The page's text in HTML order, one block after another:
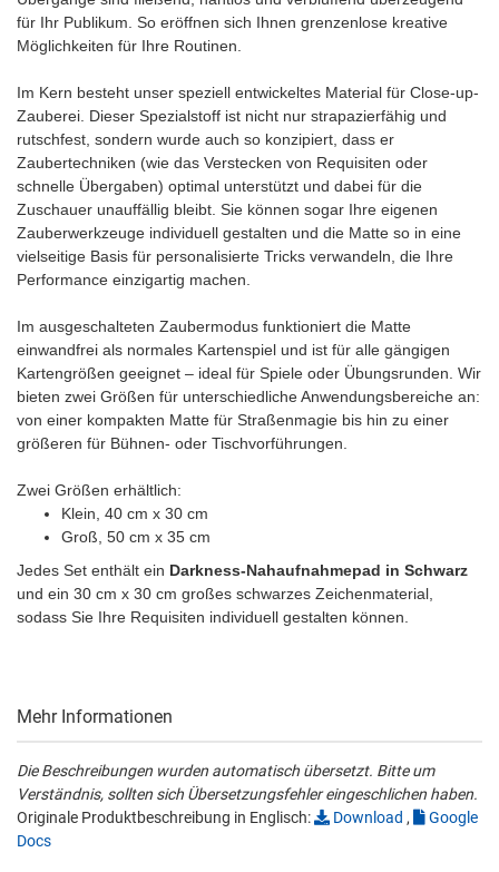
für Ihr Publikum. So eröffnen sich Ihnen grenzenlose kreative
Möglichkeiten für Ihre Routinen.
Im Kern besteht unser speziell entwickeltes Material für Close-up-
Zauberei. Dieser Spezialstoff ist nicht nur strapazierfähig und
rutschfest, sondern wurde auch so konzipiert, dass er
Zaubertechniken (wie das Verstecken von Requisiten oder
schnelle Übergaben) optimal unterstützt und dabei für die
Zuschauer unauffällig bleibt. Sie können sogar Ihre eigenen
Zauberwerkzeuge individuell gestalten und die Matte so in eine
vielseitige Basis für personalisierte Tricks verwandeln, die Ihre
Performance einzigartig machen.
Im ausgeschalteten Zaubermodus funktioniert die Matte
einwandfrei als normales Kartenspiel und ist für alle gängigen
Kartengrößen geeignet – ideal für Spiele oder Übungsrunden. Wir
bieten zwei Größen für unterschiedliche Anwendungsbereiche an:
von einer kompakten Matte für Straßenmagie bis hin zu einer
größeren für Bühnen- oder Tischvorführungen.
Zwei Größen erhältlich:
Klein, 40 cm x 30 cm
Groß, 50 cm x 35 cm
Jedes Set enthält ein Darkness-Nahaufnahmepad in Schwarz
und ein 30 cm x 30 cm großes schwarzes Zeichenmaterial,
sodass Sie Ihre Requisiten individuell gestalten können.
Mehr Informationen
Die Beschreibungen wurden automatisch übersetzt. Bitte um
Verständnis, sollten sich Übersetzungsfehler eingeschlichen haben.
Originale Produktbeschreibung in Englisch:
Download ,
Google
Docs